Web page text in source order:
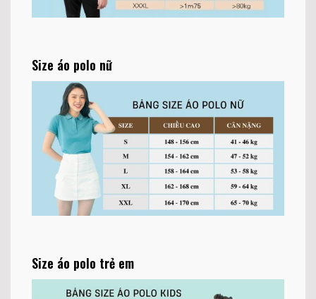
Size áo polo nữ
Size áo polo trẻ em